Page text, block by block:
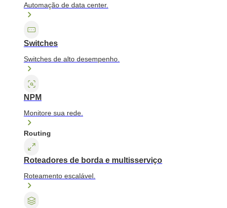
Automação de data center.
Switches
Switches de alto desempenho.
NPM
Monitore sua rede.
Routing
Roteadores de borda e multisserviço
Roteamento escalável.